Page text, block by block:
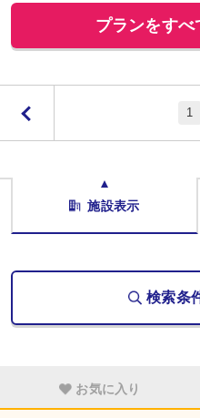
プランをすべ
1
施設表示
検索条
お気に入り